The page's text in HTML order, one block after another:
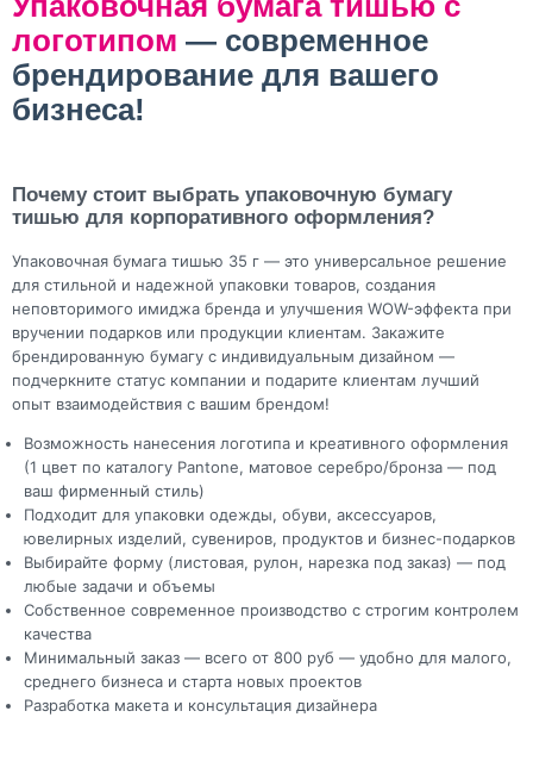
логотипом — современное
брендирование для вашего
бизнеса!
Почему стоит выбрать упаковочную бумагу
тишью для корпоративного оформления?
Упаковочная бумага тишью 35 г — это универсальное решение
для стильной и надежной упаковки товаров, создания
неповторимого имиджа бренда и улучшения WOW-эффекта при
вручении подарков или продукции клиентам. Закажите
брендированную бумагу с индивидуальным дизайном —
подчеркните статус компании и подарите клиентам лучший
опыт взаимодействия с вашим брендом!
Возможность нанесения логотипа и креативного оформления
(1 цвет по каталогу Pantone, матовое серебро/бронза — под
ваш фирменный стиль)
Подходит для упаковки одежды, обуви, аксессуаров,
ювелирных изделий, сувениров, продуктов и бизнес-подарков
Выбирайте форму (листовая, рулон, нарезка под заказ) — под
любые задачи и объемы
Собственное современное производство с строгим контролем
качества
Минимальный заказ — всего от 800 руб — удобно для малого,
среднего бизнеса и старта новых проектов
Разработка макета и консультация дизайнера